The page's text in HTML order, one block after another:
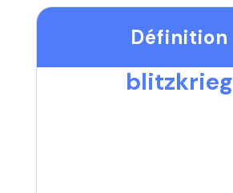
Définition
blitzkrieg